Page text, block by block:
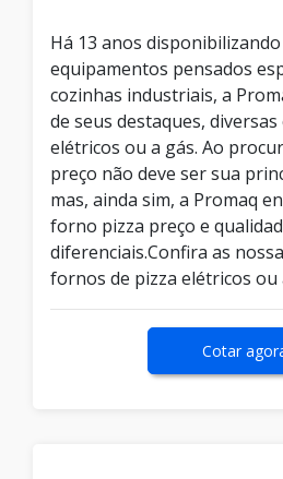
Há 13 anos
equipamentos pensados
cozinhas industriais, a
de seus destaques,
elétricos ou a gás. Ao
preço não deve ser sua
mas, ainda sim, a Promaq
forno pizza preço e
diferenciais.Confira as
fornos de pizza elétricos ou
Cotar